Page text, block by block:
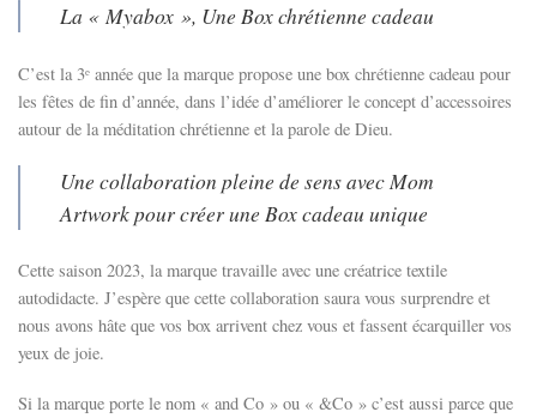
La « Myabox », Une Box chrétienne cadeau
C’est la 3ᵉ année que la marque propose une box chrétienne cadeau pour
les fêtes de fin d’année, dans l’idée d’améliorer le concept d’accessoires
autour de la méditation chrétienne et la parole de Dieu.
Une collaboration pleine de sens avec Mom
Artwork pour créer une Box cadeau unique
Cette saison 2023, la marque travaille avec une créatrice textile
autodidacte. J’espère que cette collaboration saura vous surprendre et
nous avons hâte que vos box arrivent chez vous et fassent écarquiller vos
yeux de joie.
Si la marque porte le nom « and Co » ou « &Co » c’est aussi parce que